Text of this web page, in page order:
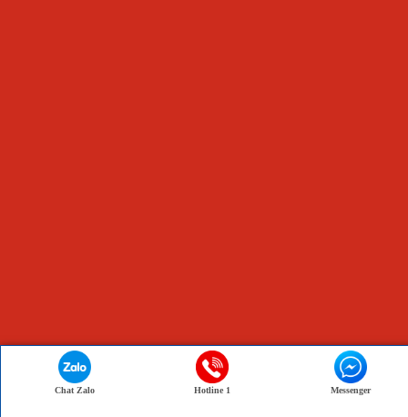
Chat Zalo Hotline 1 Messenger